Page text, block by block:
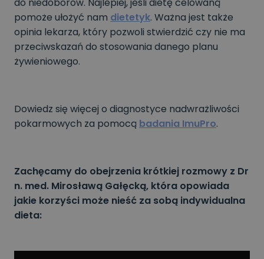
do niedoborów. Najlepiej, jeśli dietę celowaną
pomoże ułożyć nam dietetyk. Ważna jest także
opinia lekarza, który pozwoli stwierdzić czy nie ma
przeciwskazań do stosowania danego planu
żywieniowego.
Dowiedz się więcej o diagnostyce nadwrażliwości
pokarmowych za pomocą badania ImuPro.
Zachęcamy do obejrzenia krótkiej rozmowy z Dr
n. med. Mirosławą Gałęcką, która opowiada
jakie korzyści może nieść za sobą indywidualna
dieta: